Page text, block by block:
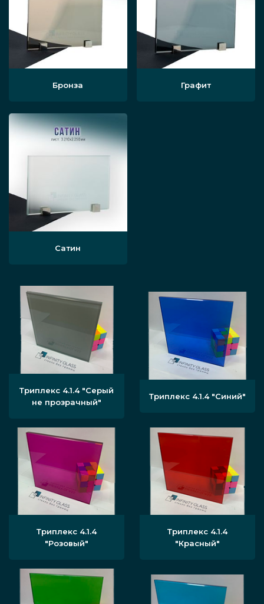
Бронза Графит
Сатин
Триплекс 4.1.4 "Серый
не прозрачный"
Триплекс 4.1.4 "Синий"
Триплекс 4.1.4
"Розовый"
Триплекс 4.1.4
"Красный"